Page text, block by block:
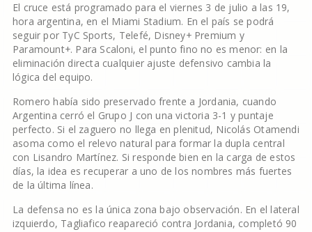
El cruce está programado para el viernes 3 de julio a las 19,
hora argentina, en el Miami Stadium. En el país se podrá
seguir por TyC Sports, Telefé, Disney+ Premium y
Paramount+. Para Scaloni, el punto fino no es menor: en la
eliminación directa cualquier ajuste defensivo cambia la
lógica del equipo.
Romero había sido preservado frente a Jordania, cuando
Argentina cerró el Grupo J con una victoria 3-1 y puntaje
perfecto. Si el zaguero no llega en plenitud, Nicolás Otamendi
asoma como el relevo natural para formar la dupla central
con Lisandro Martínez. Si responde bien en la carga de estos
días, la idea es recuperar a uno de los nombres más fuertes
de la última línea.
La defensa no es la única zona bajo observación. En el lateral
izquierdo, Tagliafico reapareció contra Jordania, completó 90